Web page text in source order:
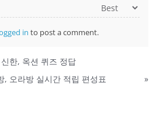
in to post a comment.
한, 옥션 퀴즈 정답
오라방 실시간 적립 편성표
»